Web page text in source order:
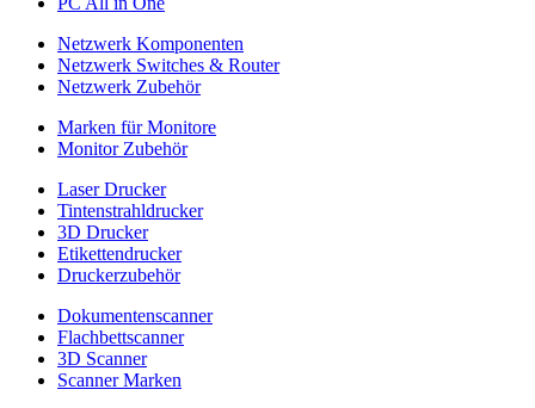
Netzwerk Komponenten
Netzwerk Switches & Router
Netzwerk Zubehör
Marken für Monitore
Monitor Zubehör
Laser Drucker
Tintenstrahldrucker
3D Drucker
Etikettendrucker
Druckerzubehör
Dokumentenscanner
Flachbettscanner
3D Scanner
Scanner Marken